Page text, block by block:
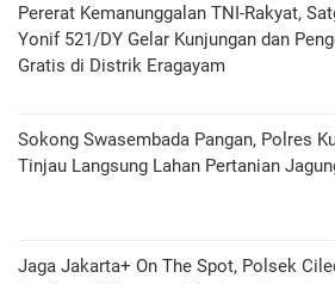
Pererat Kemanunggalan TNI-Rakyat,
Yonif 521/DY Gelar Kunjungan dan
Gratis di Distrik Eragayam
Sokong Swasembada Pangan, Polres
Tinjau Langsung Lahan Pertanian
Jaga Jakarta+ On The Spot, Polsek